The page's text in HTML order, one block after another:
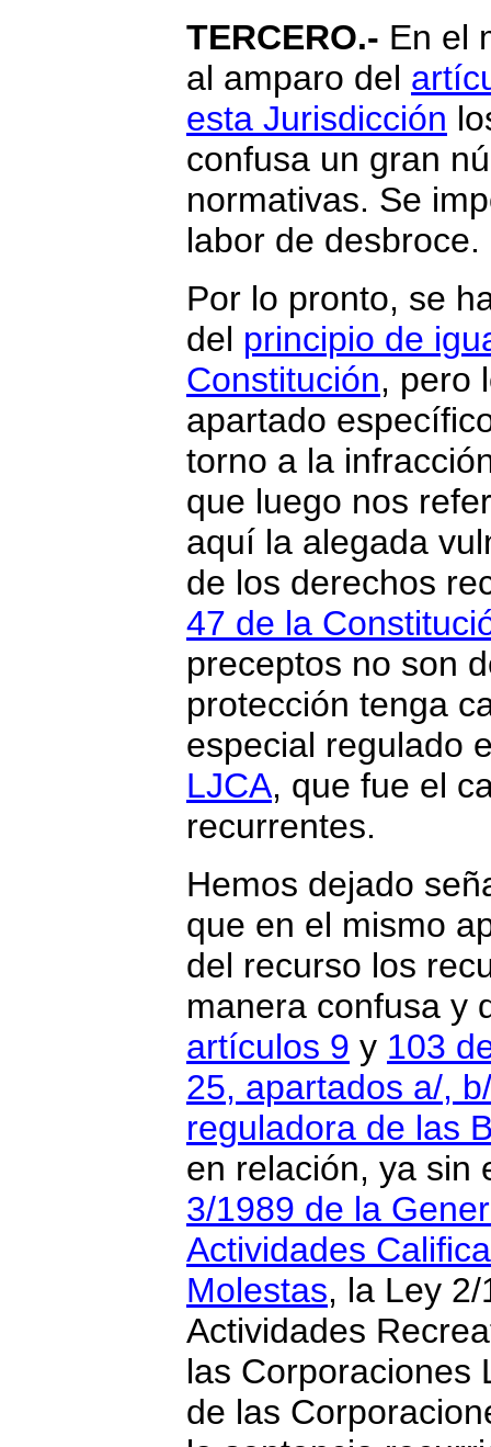
TERCERO.- En el
al amparo del
esta Jurisdicción
confusa un gran
normativas. Se
labor de desbroce.
Por lo pronto, se
del principio de
Constitución, pero
apartado
torno a la
que luego nos
aquí la alegada
de los derechos
47 de la
preceptos no son
protección tenga
especial regulado
LJCA, que fue el
recurrentes.
Hemos dejado
que en el mismo
del recurso los
manera confusa y
artículos 9 y 103
25, apartados a/,
reguladora de las
en relación, ya sin
3/1989 de la
Actividades
Molestas, la Ley
Actividades
las Corporaciones
de las